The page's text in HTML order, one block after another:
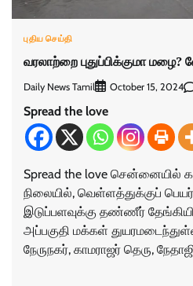
புதிய செய்தி
வரலாற்றை புதுப்பிக்குமா
Daily News Tamil October 15, 2024
Spread the love
Spread the love சென்னையில்
நிலையில், வெள்ளத்துக்குப்
இடுப்பளவுக்கு தண்ணீர்
அப்பகுதி மக்கள்
நேருநகர், காமராஜர் தெரு,